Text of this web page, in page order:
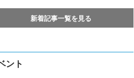
新着記事一覧を見る
ント